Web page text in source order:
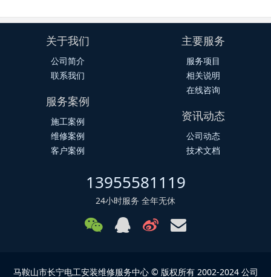
关于我们
公司简介
联系我们
主要服务
服务项目
相关说明
在线咨询
服务案例
施工案例
维修案例
客户案例
资讯动态
公司动态
技术文档
13955581119
24小时服务 全年无休
马鞍山市长宁电工安装维修服务中心 © 版权所有 2002-2024 公司